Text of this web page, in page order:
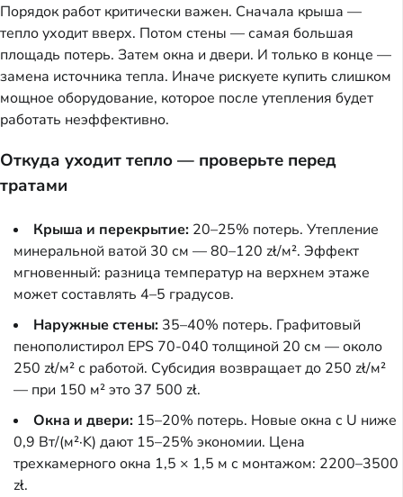
Порядок работ критически важен. Сначала крыша —
тепло уходит вверх. Потом стены — самая большая
площадь потерь. Затем окна и двери. И только в конце —
замена источника тепла. Иначе рискуете купить слишком
мощное оборудование, которое после утепления будет
работать неэффективно.
Откуда уходит тепло — проверьте перед
тратами
Крыша и перекрытие: 20–25% потерь. Утепление
минеральной ватой 30 см — 80–120 zł/м². Эффект
мгновенный: разница температур на верхнем этаже
может составлять 4–5 градусов.
Наружные стены: 35–40% потерь. Графитовый
пенополистирол EPS 70-040 толщиной 20 см — около
250 zł/м² с работой. Субсидия возвращает до 250 zł/м²
— при 150 м² это 37 500 zł.
Окна и двери: 15–20% потерь. Новые окна с U ниже
0,9 Вт/(м²·K) дают 15–25% экономии. Цена
трехкамерного окна 1,5 × 1,5 м с монтажом: 2200–3500
zł.